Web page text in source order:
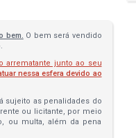
bem. O bem será vendido
arrematante junto ao seu
nessa esfera devido ao
sujeito as penalidades do
ou licitante, por meio
ou multa, além da pena